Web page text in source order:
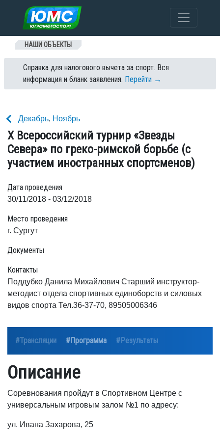
Перейти к содержанию
НАШИ ОБЪЕКТЫ
Справка для налогового вычета за спорт. Вся
информация и бланк заявления. Перейти →
Декабрь, Ноябрь
X Всероссийский турнир «Звезды
Севера» по греко-римской борьбе (с
участием иностранных спортсменов)
Дата проведения
30/11/2018 - 03/12/2018
Место проведения
г. Сургут
Документы
Контакты
Поддубко Данила Михайлович Старший инструктор-
методист отдела спортивных единоборств и силовых
видов спорта Тел.36-37-70, 89505006346
#Трансляции #Программа #Результаты
Описание
Соревнования пройдут в Спортивном Центре с
универсальным игровым залом №1 по адресу:
ул. Ивана Захарова, 25